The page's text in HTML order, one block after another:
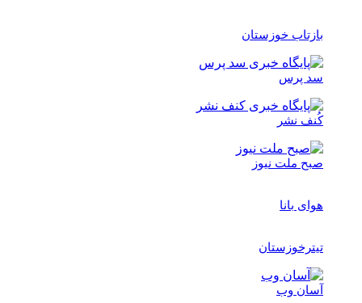
بازتاب خوزستان
سد پرس
کُنف نشر
صبح ملت نیوز
هوای بانا
تیترخوزستان
آسان وب